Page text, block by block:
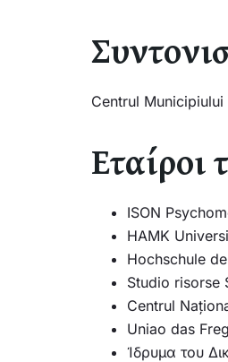
Centrul Municipiului
ISON
HAMK
Hochschule
Studio risorse
Centrul
Uniao das
Ίδρυμα του